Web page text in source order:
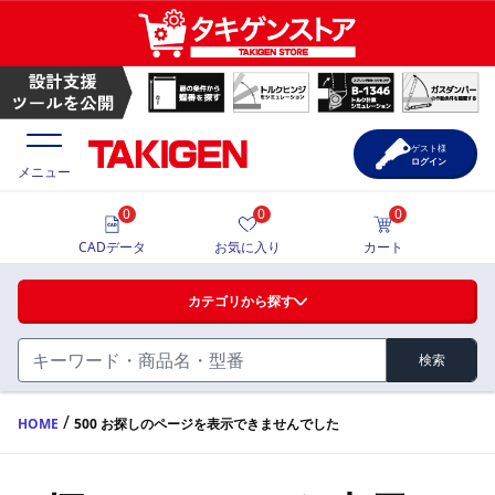
ハンドル・取手・つまみ・周辺機器
FA・A
蝶番・ステー・周辺機器
価格一覧
製品カタログ
メニュー
カテゴリから探す
検索
0
CADデータ
0
お気に入り
0
カート
ゲスト様
ログイン
HOME / 500 お探しのページを表示できませんでした